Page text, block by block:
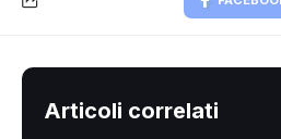
Articoli correlati